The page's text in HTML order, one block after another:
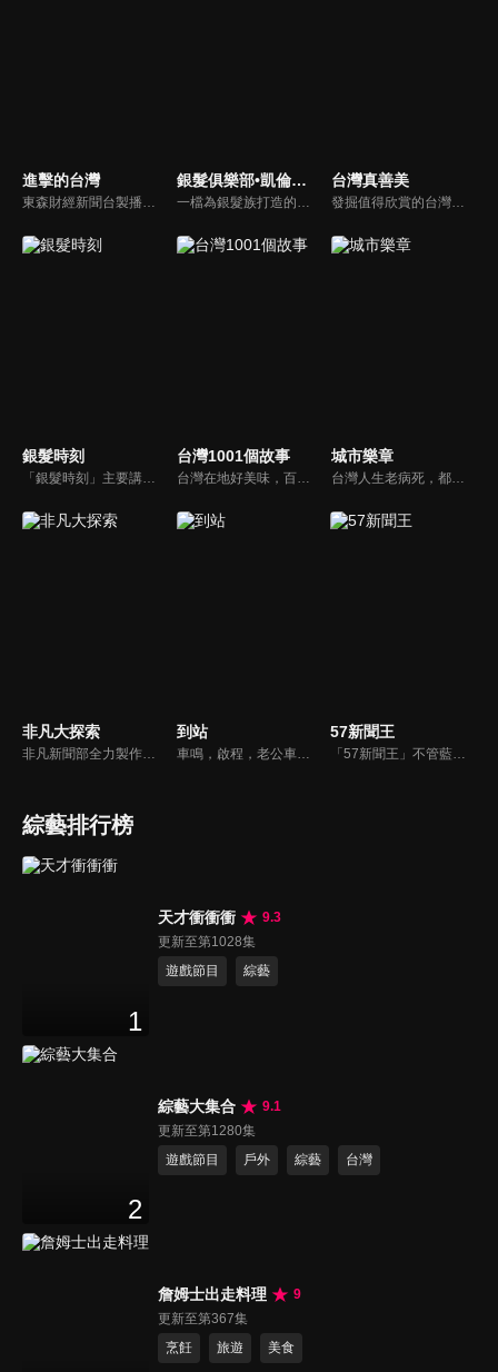
進擊的台灣
東森財經新聞台製播的優質新聞深度報導節目，要為觀眾介紹台灣這片土地上各種平凡人的不平凡人生，製作單位踏遍寶島各個角落，為您訴說台灣在地的好故事！
銀髮俱樂部•凱倫直播間
一檔為銀髮族打造的生命紀實節目，分為三大單元：《銀髮笑談人生》透過深入訪談，聽見長輩們奮鬥一生的智慧與養生之道。《倫我陪伴你》以手機紀錄我與母親在病榻前的真情互動；《花絮篇》則記錄我病後重生的點滴過程，是獻給生命最真誠的禮物。如果讓您看得意猶未盡，那正是我們製作團隊最深的心願。
台灣真善美
發掘值得欣賞的台灣社會人文自然議題，強調「大地情真，人心意善，自然唯美」；從默默行善或是為環保付出等人物故事、平民創業成功歷程到發掘台灣優美生態等善念議題，用鏡頭紀錄最珍貴的台灣之美。
銀髮時刻
「銀髮時刻」主要講述臺灣銀髮族協會各分會之成立歷史，並介紹各分會之部門組成，以及訪問銀髮族各分會的重要核心人物，去瞭解這些人物背後所致力於推動的正向理念。希望透過本節目的介紹，讓銀髮長者可以透過協會這個平臺，追求樂活的銀髮人生。
台灣1001個故事
台灣在地好美味，百年老店街頭小吃、宅配美食，美味關鍵其來有自，新鮮的食材、天然的佐料、外加動人的人生故事調味妝點，才成就出一道道難以忘懷的幸福美味，台灣1001個故事，說不完的故事，慢慢說給你聽！
城市樂章
台灣人生老病死，都跟衛生所息息相關，而在偏鄉地方，衛生所的存在就更是重要。在臺中市大肚區，共有5萬6千人，衛生所裡的5名護理師，就是所有居民的健康守門員，不僅要負責他們的看診、預防針接種，藉由日常的公衛業務、進而發現家庭問題，及時伸出援手，也是他們的重要使命。
非凡大探索
非凡新聞部全力製作的美食專題報導，用最專業的報導，帶你去尋找藏在大街小巷裡的頂級美食。
到站
車鳴，啟程，老公車即將退役，這是它與司機的最後一天，一切沒什麼不同，卻又似乎不那麼一如往常。車門打開，這站要下車的會是什麼人？誰會上來？他們都帶著什麼樣的心情？司機終日問乘客要去哪裡，自己卻無處可去；老乘客的熟悉、新面孔的新奇與漠然，與司機交織出一趟充滿溫度的公車之旅。
57新聞王
「57新聞王」不管藍綠、只問黑白！找出社會亂象根源、挖掘官員的積習怠惰、找出政府看不到的人民痛苦！不受惡霸、官員、財閥的威脅利誘！永遠讓觀眾了解爭議事件的真相、勇敢捍衛公平正義！
綜藝排行榜
1
天才衝衝衝
9.3
更新至第1028集
遊戲節目
綜藝
2
綜藝大集合
9.1
更新至第1280集
遊戲節目
戶外 綜藝 台灣
詹姆士出走料理
9
更新至第367集
烹飪
旅遊 美食